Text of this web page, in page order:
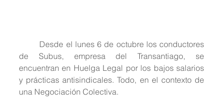
de Subus, empresa del Transantiago, se
encuentran en Huelga Legal por los bajos salarios
y prácticas antisindicales. Todo, en el contexto de
una Negociación Colectiva.